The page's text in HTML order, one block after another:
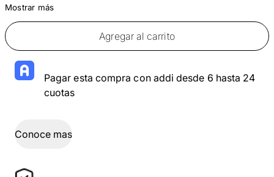
Mostrar más
Agregar al carrito
Pagar esta compra con addi desde 6 hasta 24
cuotas
Conoce mas